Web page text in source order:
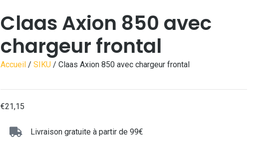
Claas Axion 850 avec
chargeur frontal
Accueil /SIKU / Claas Axion 850 avec chargeur frontal
€21,15
Livraison gratuite à partir de 99€